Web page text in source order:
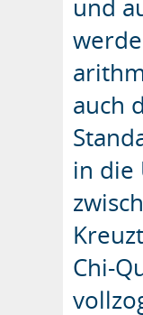
und
auch
in die
Chi-